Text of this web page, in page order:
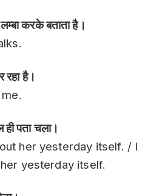
करके बताता है।
रहा है।
पता चला।
her yesterday itself. / I
yesterday itself.